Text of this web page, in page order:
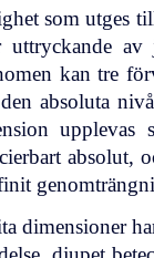
som utges
kan tre
absoluta
upplevas
absolut,
dimensioner